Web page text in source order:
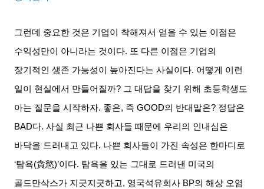
그런데 중요한 것은 기업이 착해져서 얻을 수 있는 이점은
수익성만이 아니라는 것이다. 또 다른 이점은 기업의
장기적인 생존 가능성이 높아진다는 사실이다. 어떻게 이런
일이 현실에서 만들어질까? 그 대답을 찾기 위해 초등학생도
아는 질문을 시작하자. 좋은, 즉 GOOD의 반대말은? 정답은
BAD다.사실 최근 나쁜 회사들 때문에 우리의 인내심은
바닥을 드러내고 있다. 나쁜 회사들이 가진 속성은 한마디로
‘탐욕(貪慾)’이다. 탐욕을 있는 그대로 드러낸 미국의
골드만삭스가 지긋지긋하고, 영국석유회사 BP의 해상 오염